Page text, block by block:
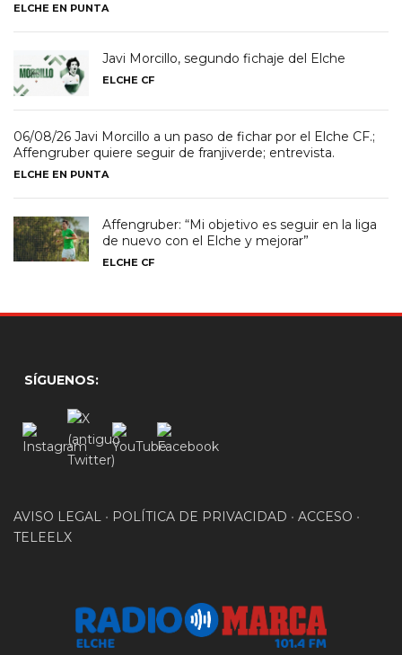
ELCHE EN PUNTA
Javi Morcillo, segundo fichaje del Elche
ELCHE CF
06/08/26 Javi Morcillo a un paso de fichar por el Elche CF.;
Affengruber quiere seguir de franjiverde; entrevista.
ELCHE EN PUNTA
Affengruber: “Mi objetivo es seguir en la liga
de nuevo con el Elche y mejorar”
ELCHE CF
SÍGUENOS:
AVISO LEGAL • POLÍTICA DE PRIVACIDAD • ACCESO •
TELEELX